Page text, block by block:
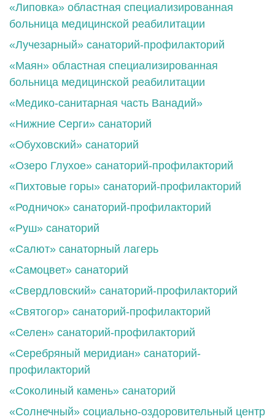
«Липовка» областная специализированная
больница медицинской реабилитации
«Лучезарный» санаторий-профилакторий
«Маян» областная специализированная
больница медицинской реабилитации
«Медико-санитарная часть Ванадий»
«Нижние Серги» санаторий
«Обуховский» санаторий
«Озеро Глухое» санаторий-профилакторий
«Пихтовые горы» санаторий-профилакторий
«Родничок» санаторий-профилакторий
«Руш» санаторий
«Салют» санаторный лагерь
«Самоцвет» санаторий
«Свердловский» санаторий-профилакторий
«Святогор» санаторий-профилакторий
«Селен» санаторий-профилакторий
«Серебряный меридиан» санаторий-
профилакторий
«Соколиный камень» санаторий
«Солнечный» социально-оздоровительный центр